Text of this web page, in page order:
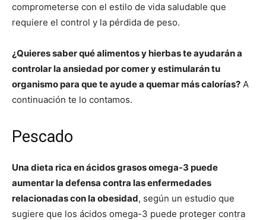
comprometerse con el estilo de vida saludable que
requiere el control y la pérdida de peso.
¿Quieres saber qué alimentos y hierbas te ayudarán a
controlar la ansiedad por comer y estimularán tu
organismo para que te ayude a quemar más calorías? A
continuación te lo contamos.
Pescado
Una dieta rica en ácidos grasos omega-3 puede
aumentar la defensa contra las enfermedades
relacionadas con la obesidad, según un estudio que
sugiere que los ácidos omega-3 puede proteger contra